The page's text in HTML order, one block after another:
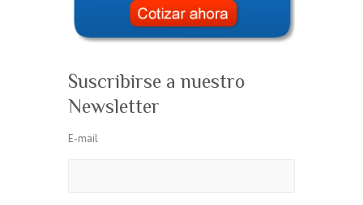
Suscribirse a nuestro
Newsletter
E-mail